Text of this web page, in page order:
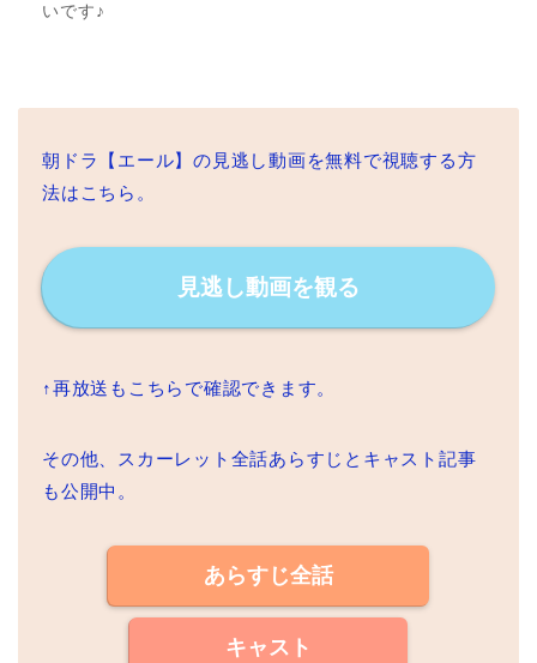
いです♪
朝ドラ【エール】の見逃し動画を無料で視聴する方
法はこちら。
見逃し動画を観る
↑再放送もこちらで確認できます。
その他、スカーレット全話あらすじとキャスト記事
も公開中。
あらすじ全話
キャスト